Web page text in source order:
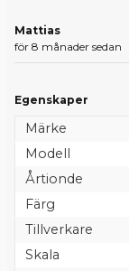
Mattias
för 8 månader sedan
Egenskaper
Märke
Modell
Årtionde
Färg
Tillverkare
Skala